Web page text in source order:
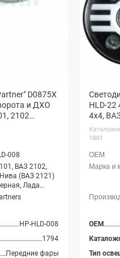
D0875X
и ДХО
2102
008
ВАЗ 2102,
(ВАЗ 2121)
Лада
(ВАЗ 21213-
Лада Нива
4x4 (Урбан)
Лада Нива
HP-HLD-008
1794
Передние фары
HLD-
4х4,
1801
OEM
Тип